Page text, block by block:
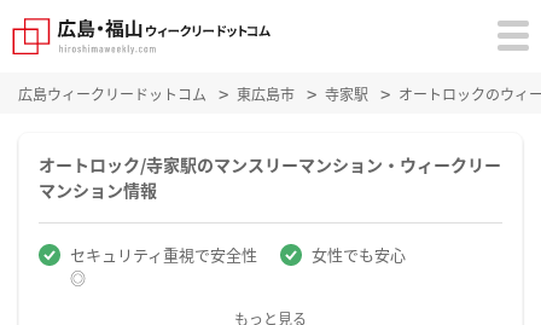
広島ウィークリードットコム 東広島市 寺家駅 オートロックのウィ
オートロック/寺家駅のマンスリーマンション・ウィークリー
マンション情報
セキュリティ重視で安全性
◎
女性でも安心
もっと見る